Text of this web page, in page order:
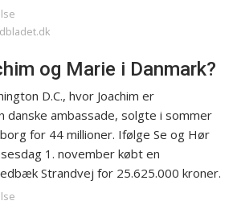
og Marie i Danmark?
D.C., hvor Joachim er
danske ambassade, solgte i sommer
for 44 millioner. Ifølge Se og Hør
1. november købt en
Strandvej for 25.625.000 kroner.